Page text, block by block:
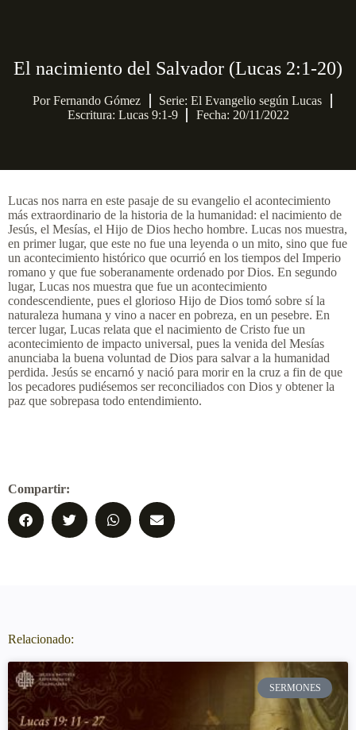
El nacimiento del Salvador (Lucas 2:1-20)
PorFernando Gómez Serie: El Evangelio según Lucas
Escritura: Lucas 9:1-9
Fecha: 20/11/2022
Lucas nos narra en este pasaje de su evangelio el acontecimiento
más extraordinario de la historia de la humanidad: el nacimiento de
Jesús, el Mesías, el Hijo de Dios hecho hombre. Lucas nos muestra,
en primer lugar, que este no fue una leyenda o un mito, sino que fue
un acontecimiento histórico que ocurrió en los tiempos del Imperio
romano y que fue soberanamente ordenado por Dios. En segundo
lugar, Lucas nos muestra que fue un acontecimiento
condescendiente, pues el glorioso Hijo de Dios tomó sobre sí la
naturaleza humana y vino a nacer en pobreza, en un pesebre. En
tercer lugar, Lucas relata que el nacimiento de Cristo fue un
acontecimiento de impacto universal, pues la venida del Mesías
anunciaba la buena voluntad de Dios para salvar a la humanidad
perdida. Jesús se encarnó y nació para morir en la cruz a fin de que
los pecadores pudiésemos ser reconciliados con Dios y obtener la
paz que sobrepasa todo entendimiento.
Compartir:
Relacionado:
SERMONES